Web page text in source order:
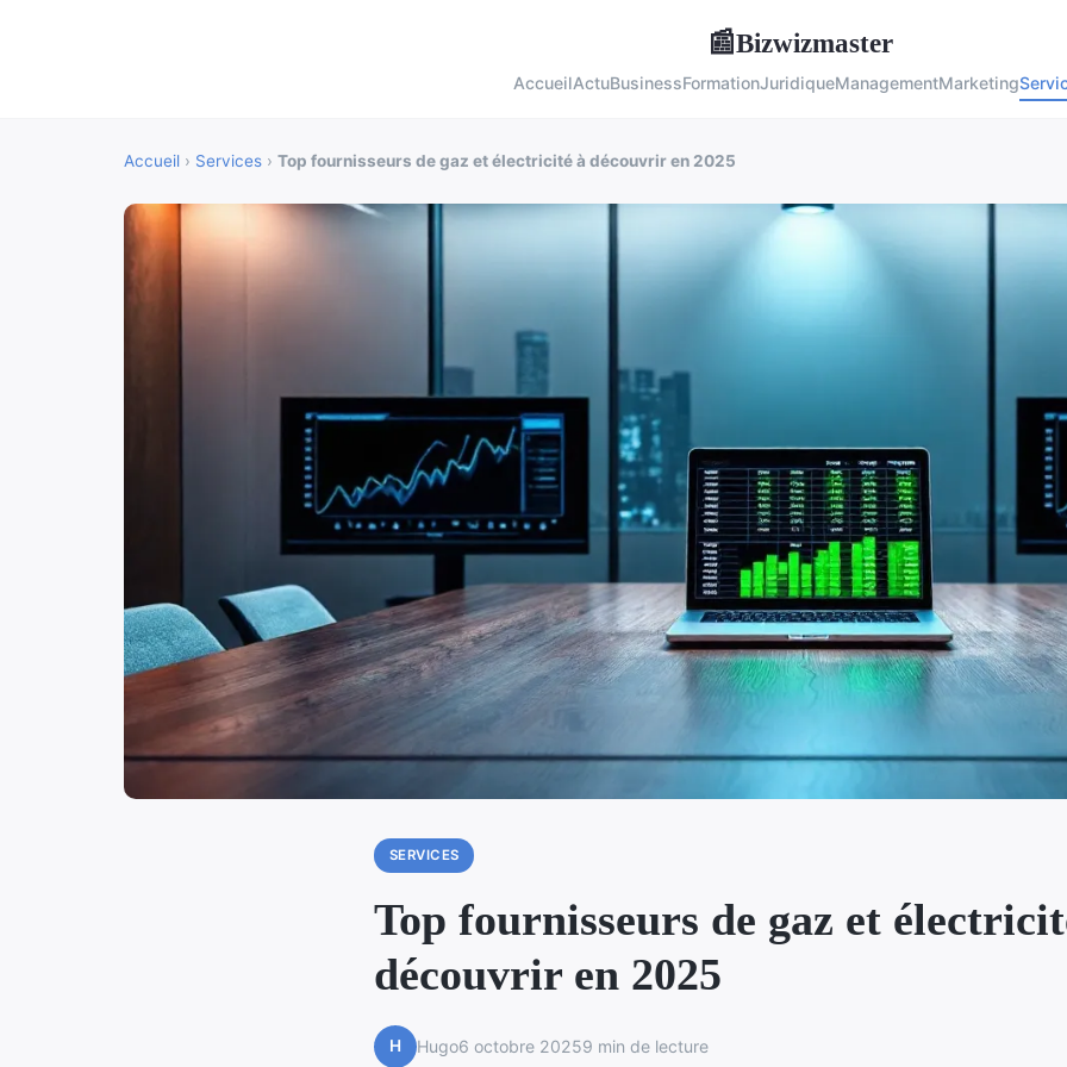
📰Bizwizmaster
AccueilActuBusinessFormationJuridiqueManagementMarketing
Accueil › Services › Top fournisseurs de gaz et électricité à découvrir en 2025
SERVICES
Top fournisseurs de gaz et
découvrir en 2025
H Hugo6 octobre 20259 min de lecture